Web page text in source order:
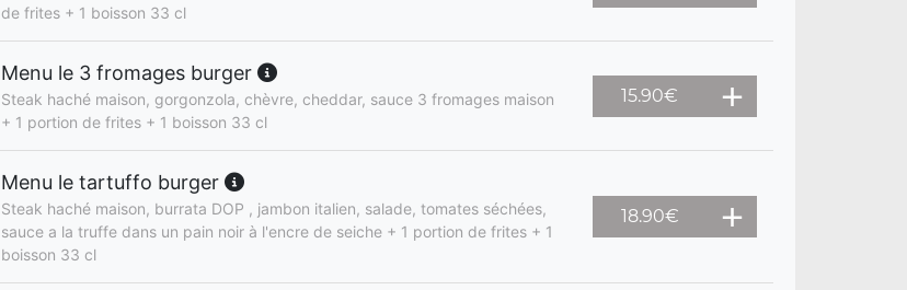
de frites + 1 boisson 33 cl
Menu le 3 fromages burger
Steak haché maison, gorgonzola, chèvre, cheddar, sauce 3 fromages maison
+ 1 portion de frites + 1 boisson 33 cl
15.90€
Menu le tartuffo burger
Steak haché maison, burrata DOP , jambon italien, salade, tomates séchées,
sauce a la truffe dans un pain noir à l'encre de seiche + 1 portion de frites + 1
boisson 33 cl
18.90€